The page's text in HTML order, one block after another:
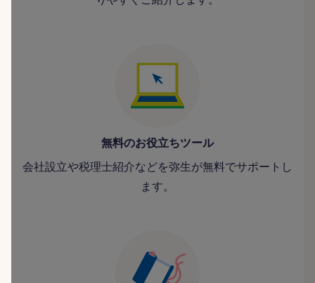
無料のお役立ちツール
会社設立や税理士紹介などを弥生が無料でサポートし
ます。